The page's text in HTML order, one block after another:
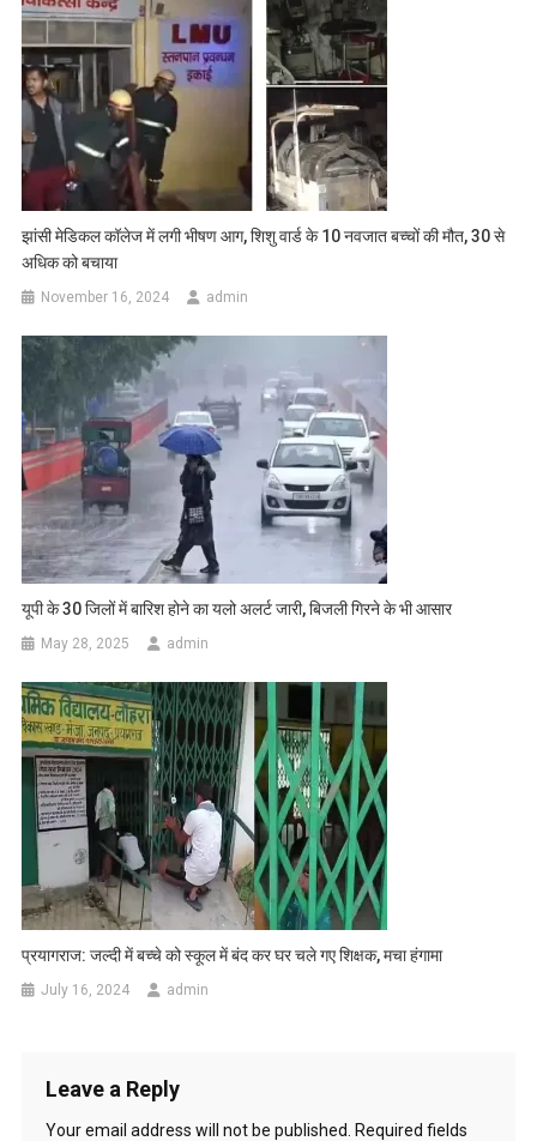
झांसी मेडिकल कॉलेज में लगी भीषण आग, शिशु वार्ड के 10 नवजात बच्चों की मौत, 30 से
अधिक को बचाया
November 16, 2024 admin
यूपी के 30 जिलों में बारिश होने का यलो अलर्ट जारी, बिजली गिरने के भी आसार
May 28, 2025 admin
प्रयागराज: जल्दी में बच्चे को स्कूल में बंद कर घर चले गए शिक्षक, मचा हंगामा
July 16, 2024 admin
Leave a Reply
Your email address will not be published. Required fields